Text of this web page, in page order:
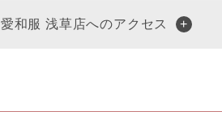
愛和服 浅草店へのアクセス